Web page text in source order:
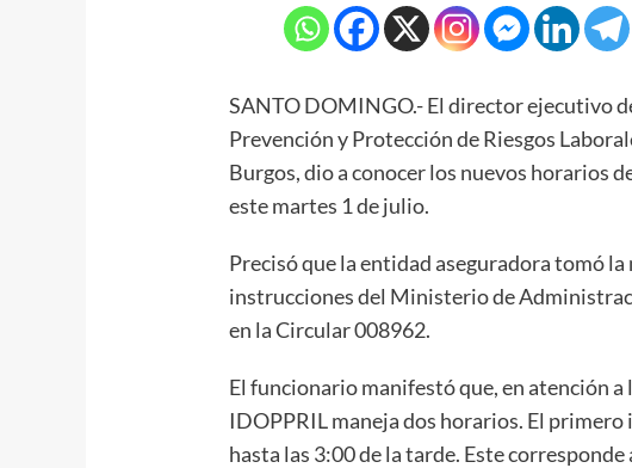
SANTO DOMINGO.- El director ejecutivo
Prevención y Protección de Riesgos
Burgos, dio a conocer los nuevos horarios
este martes 1 de julio.
Precisó que la entidad aseguradora tomó la
instrucciones del Ministerio de
en la Circular 008962.
El funcionario manifestó que, en atención a
IDOPPRIL maneja dos horarios. El primero
hasta las 3:00 de la tarde. Este